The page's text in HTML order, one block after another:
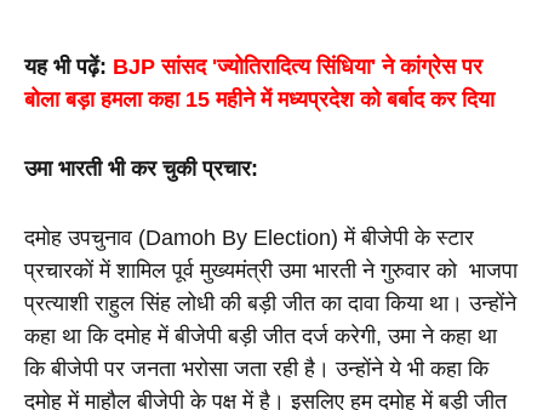
यह भी पढ़ें: BJP सांसद 'ज्योतिरादित्य सिंधिया' ने कांग्रेस पर
बोला बड़ा हमला कहा 15 महीने में मध्यप्रदेश को बर्बाद कर दिया
उमा भारती भी कर चुकी प्रचार:
दमोह उपचुनाव (Damoh By Election) में बीजेपी के स्टार
प्रचारकों में शामिल पूर्व मुख्यमंत्री उमा भारती ने गुरुवार को  भाजपा
प्रत्याशी राहुल सिंह लोधी की बड़ी जीत का दावा किया था। उन्होंने
कहा था कि दमोह में बीजेपी बड़ी जीत दर्ज करेगी, उमा ने कहा था
कि बीजेपी पर जनता भरोसा जता रही है। उन्होंने ये भी कहा कि
दमोह में माहौल बीजेपी के पक्ष में है। इसलिए हम दमोह में बड़ी जीत